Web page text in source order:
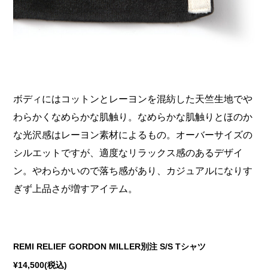
ボディにはコットンとレーヨンを混紡した天竺生地でや
わらかくなめらかな肌触り。なめらかな肌触りとほのか
な光沢感はレーヨン素材によるもの。オーバーサイズの
シルエットですが、適度なリラックス感のあるデザイ
ン。やわらかいので落ち感があり、カジュアルになりす
ぎず上品さが増すアイテム。
REMI RELIEF GORDON MILLER別注 S/S Tシャツ
¥14,500(税込)